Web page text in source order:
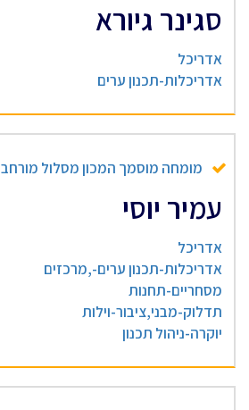
סגינר גיורא
אדריכל
אדריכלות-תכנון ערים
מומחה מוסמך המכון מסלול מורחב
עמיר יוסי
אדריכל
אדריכלות-תכנון ערים-,מרכזים
מסחריים-תחנות
תדלוק-מבני,ציבור-וילות
יוקרה-ניהול תכנון